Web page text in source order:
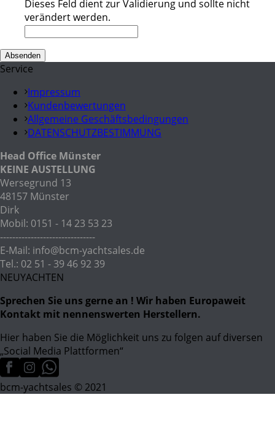
Dieses Feld dient zur Validierung und sollte nicht
verändert werden.
Service
Impressum
Kundenbewertungen
Allgemeine Geschäftsbedingungen
DATENSCHUTZBESTIMMUNG
Head Office Münster
KEINE AUSTELLUNG
Wersegrund 13
48157 Münster
Dirk
Mobil: 0151 - 14 23 53 23
-------------------------------
E-Mail: info@bcm-yachtsales.de
Tel.: 02 51 - 39 46 92 39
NEUYACHTEN
Sprechen Sie uns gerne an ! Wir haben Europaweit
Kontakt mit nennenswerten Herstellern.
Hier haben Sie die Möglichkeit uns zu folgen auf diversen
„Social Media Plattformen“
bcm-yachtsales © 2021